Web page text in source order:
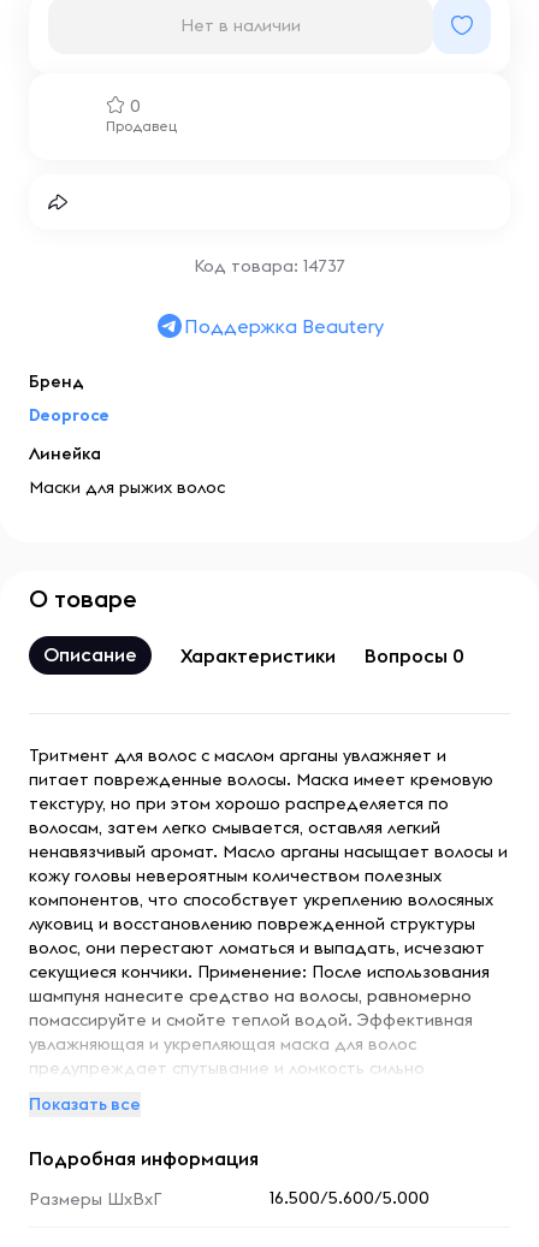
0
Продавец
Нет в наличии
Код товара: 14737
Поддержка Beautery
Бренд
Deoproce
Линейка
Маски для рыжих волос
О товаре
Описание Характеристики Вопросы 0
Тритмент для волос с маслом арганы увлажняет и
питает поврежденные волосы. Маска имеет кремовую
текстуру, но при этом хорошо распределяется по
волосам, затем легко смывается, оставляя легкий
ненавязчивый аромат. Масло арганы насыщает волосы и
кожу головы невероятным количеством полезных
компонентов, что способствует укреплению волосяных
луковиц и восстановлению поврежденной структуры
волос, они перестают ломаться и выпадать, исчезают
секущиеся кончики. Применение: После использования
шампуня нанесите средство на волосы, равномерно
помассируйте и смойте теплой водой. Эффективная
увлажняющая и укрепляющая маска для волос
предупреждает спутывание и ломкость сильно
растительный белок делает их мягкими и послушными.
волосы сильными и здоровыми, одновременно
восстанавливая и укрепляя. Преимущества: • оказывает
восстанавливающее и оздоравливающее действие, •
Показать все
Подробная информация
Размеры ШхВхГ 16.500/5.600/5.000